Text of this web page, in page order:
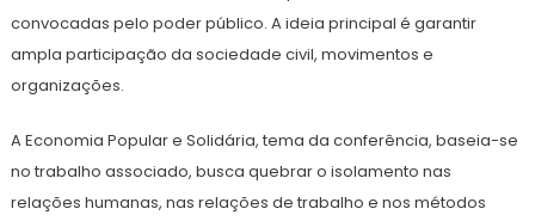
convocadas pelo poder público. A ideia principal é garantir
ampla participação da sociedade civil, movimentos e
organizações.
A Economia Popular e Solidária, tema da conferência, baseia-se
no trabalho associado, busca quebrar o isolamento nas
relações humanas, nas relações de trabalho e nos métodos